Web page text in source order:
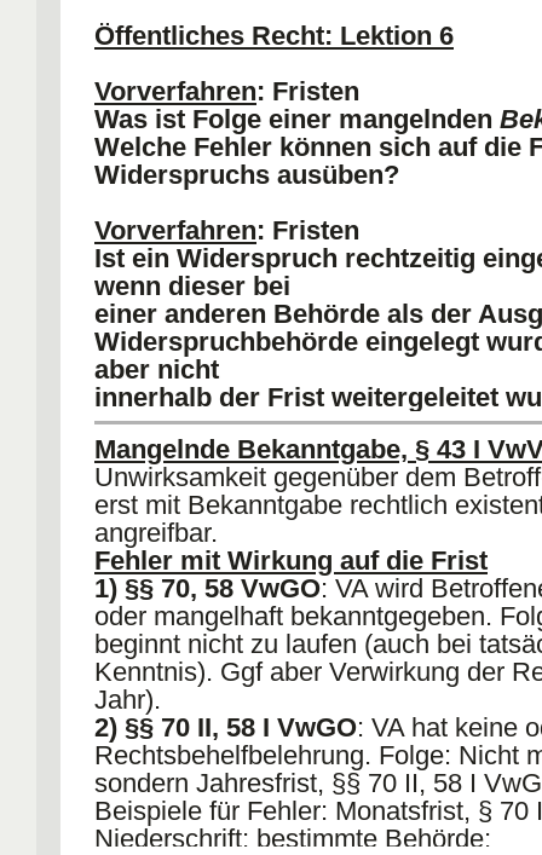
Bestimmtheitsmangel, § 37 VwVfG
beginnt zu laufen, wenn der VA nicht
nichtig ist, § 44 VwGO.
Öffentliches Recht: Lektion 6
Vorverfahren: Fristen
Was ist Folge einer mangelnden
Welche Fehler können sich auf die
Widerspruchs ausüben?
Vorverfahren: Fristen
Ist ein Widerspruch rechtzeitig
wenn dieser bei
einer anderen Behörde als der
Widerspruchbehörde eingelegt
aber nicht
innerhalb der Frist weitergeleitet
Mangelnde Bekanntgabe, § 43 I
Unwirksamkeit gegenüber dem
erst mit Bekanntgabe rechtlich
angreifbar.
Fehler mit Wirkung auf die Frist
1) §§ 70, 58 VwGO: VA wird
oder mangelhaft bekanntgegeben.
beginnt nicht zu laufen (auch bei
Kenntnis). Ggf aber Verwirkung der
Jahr).
2) §§ 70 II, 58 I VwGO: VA hat keine
Rechtsbehelfbelehrung. Folge: Nicht
sondern Jahresfrist, §§ 70 II, 58 I
Beispiele für Fehler: Monatsfrist, § 70
Niederschrift; bestimmte Behörde;